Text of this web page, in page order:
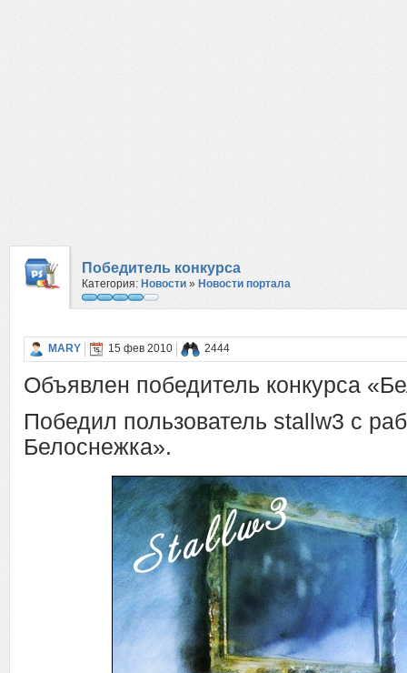
Победитель конкурса
Категория: Новоcти » Новости портала
MARY 15 фев 2010 2444
Объявлен победитель конкурса
Победил пользователь stallw3 с
Белоснежка».